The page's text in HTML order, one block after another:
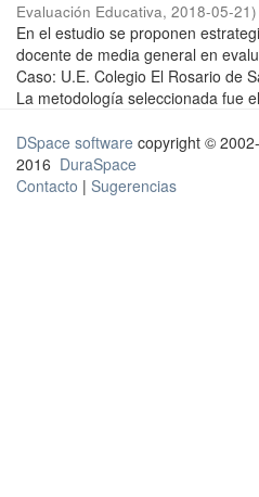
Evaluación Educativa, 2018-05-21)
En el estudio se proponen
docente de media general en
Caso: U.E. Colegio El Rosario de
La metodología seleccionada fue
DSpace software copyright © 2002-
2016 DuraSpace
Contacto | Sugerencias